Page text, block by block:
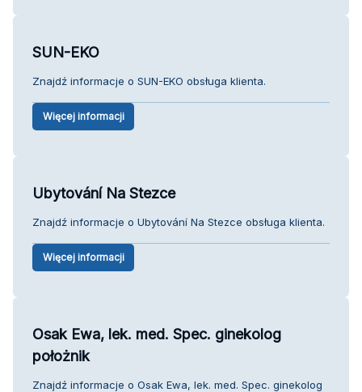
SUN-EKO
Znajdź informacje o SUN-EKO obsługa klienta.
Więcej informacji
Ubytování Na Stezce
Znajdź informacje o Ubytování Na Stezce obsługa klienta.
Więcej informacji
Osak Ewa, lek. med. Spec. ginekolog
położnik
Znajdź informacje o Osak Ewa, lek. med. Spec. ginekolog